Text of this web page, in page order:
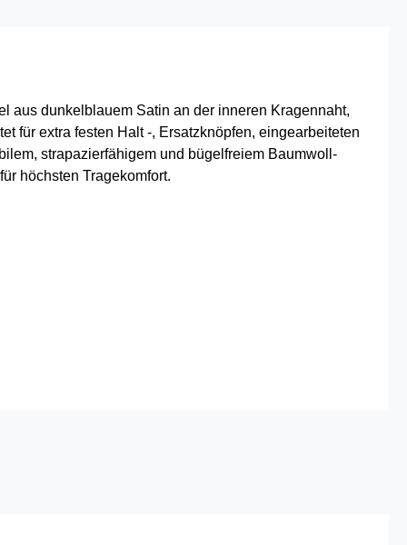
aus dunkelblauem Satin an der inneren Kragennaht,
für extra festen Halt -, Ersatzknöpfen, eingearbeiteten
strapazierfähigem und bügelfreiem Baumwoll-
höchsten Tragekomfort.